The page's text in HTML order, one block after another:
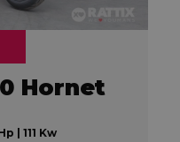
Hornet
| 111 Kw